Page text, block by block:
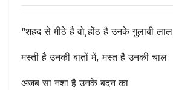
“शहद से मीठे है वो,होंठ है उनके गुलाबी लाल
मस्ती है उनकी बातों में, मस्त है उनकी चाल
अजब सा नशा है उनके बदन का